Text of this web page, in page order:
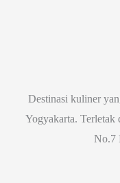
Destinasi kuliner
Yogyakarta. Terletak
No.7